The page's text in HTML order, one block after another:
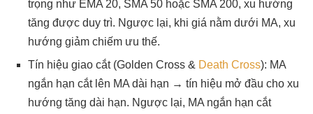
trọng như EMA 20, SMA 50 hoặc SMA 200, xu hướng
tăng được duy trì. Ngược lại, khi giá nằm dưới MA, xu
hướng giảm chiếm ưu thế.
Tín hiệu giao cắt (Golden Cross & Death Cross): MA
ngắn hạn cắt lên MA dài hạn → tín hiệu mở đầu cho xu
hướng tăng dài hạn. Ngược lại, MA ngắn hạn cắt